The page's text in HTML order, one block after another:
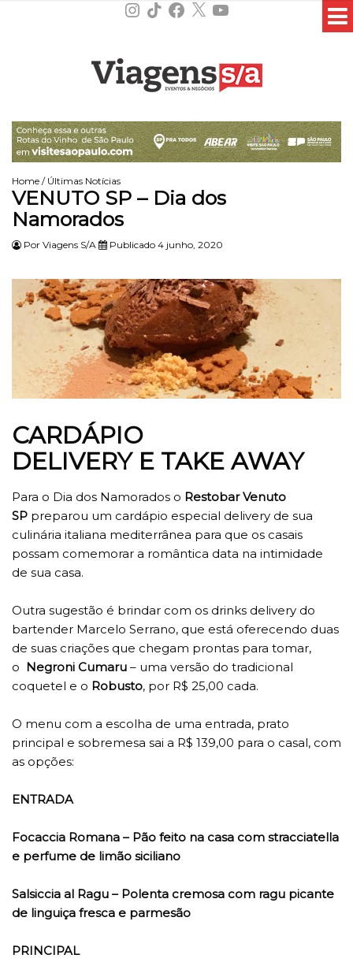
Instagram
TikTokFacebook
X YouTube
Home / Últimas Notícias
VENUTO SP – Dia dos
Namorados
Por Viagens S/A Publicado 4 junho, 2020
CARDÁPIO
DELIVERY E TAKE AWAY
Para o Dia dos Namorados o Restobar Venuto
SP preparou um cardápio especial delivery de sua
culinária italiana mediterrânea para que os casais
possam comemorar a romântica data na intimidade
de sua casa.
Outra sugestão é brindar com os drinks delivery do
bartender Marcelo Serrano, que está oferecendo duas
de suas criações que chegam prontas para tomar,
o Negroni Cumaru – uma versão do tradicional
coquetel e o Robusto, por R$ 25,00 cada.
O menu com a escolha de uma entrada, prato
principal e sobremesa sai a R$ 139,00 para o casal, com
as opções:
ENTRADA
Focaccia Romana – Pão feito na casa com stracciatella
e perfume de limão siciliano
Salsiccia al Ragu – Polenta cremosa com ragu picante
de linguiça fresca e parmesão
PRINCIPAL